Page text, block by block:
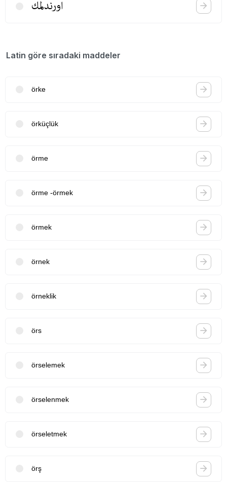
اورندلمك
Latin göre sıradaki maddeler
örke
örküçlük
örme
örme -örmek
örmek
örnek
örneklik
örs
örselemek
örselenmek
örseletmek
örş